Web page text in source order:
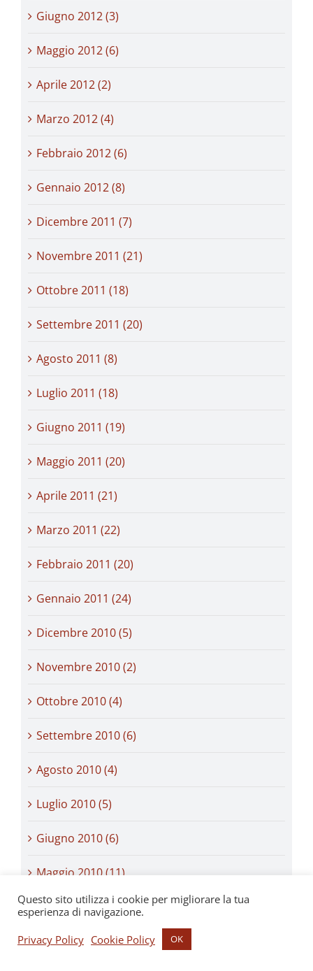
Giugno 2012 (3)
Maggio 2012 (6)
Aprile 2012 (2)
Marzo 2012 (4)
Febbraio 2012 (6)
Gennaio 2012 (8)
Dicembre 2011 (7)
Novembre 2011 (21)
Ottobre 2011 (18)
Settembre 2011 (20)
Agosto 2011 (8)
Luglio 2011 (18)
Giugno 2011 (19)
Maggio 2011 (20)
Aprile 2011 (21)
Marzo 2011 (22)
Febbraio 2011 (20)
Gennaio 2011 (24)
Dicembre 2010 (5)
Novembre 2010 (2)
Ottobre 2010 (4)
Settembre 2010 (6)
Agosto 2010 (4)
Luglio 2010 (5)
Giugno 2010 (6)
Maggio 2010 (11)
Aprile 2010 (7)
Marzo 2010 (9)
Questo sito utilizza i cookie per migliorare la tua
esperienza di navigazione.
Privacy Policy Cookie Policy OK